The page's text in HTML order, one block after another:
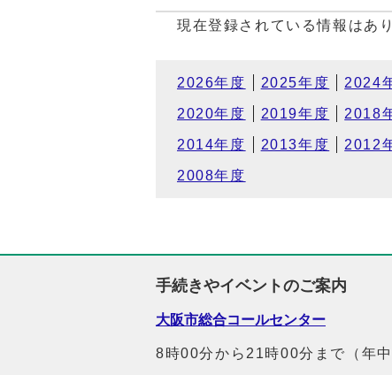
現在登録されている情報はあ
2026年度 2025年度 2024
2020年度 2019年度 2018
2014年度 2013年度 2012
2008年度
手続きやイベントのご案内
大阪市総合コールセンター
8時00分から21時00分まで（年中